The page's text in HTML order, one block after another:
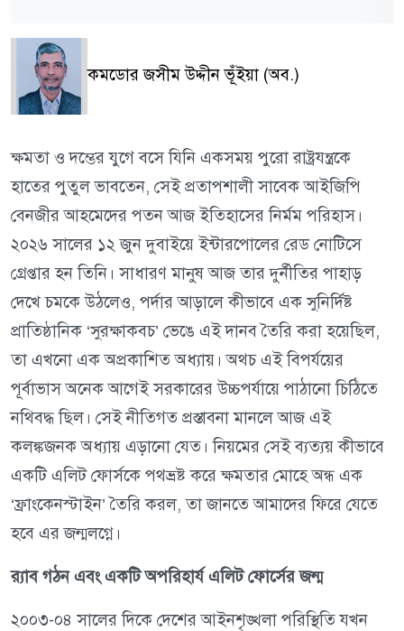
কমডোর জসীম উদ্দীন ভূঁইয়া (অব.)
ক্ষমতা ও দম্ভের যুগে বসে যিনি একসময় পুরো রাষ্ট্রযন্ত্রকে
হাতের পুতুল ভাবতেন, সেই প্রতাপশালী সাবেক আইজিপি
বেনজীর আহমেদের পতন আজ ইতিহাসের নির্মম পরিহাস।
২০২৬ সালের ১২ জুন দুবাইয়ে ইন্টারপোলের রেড নোটিসে
গ্রেপ্তার হন তিনি। সাধারণ মানুষ আজ তার দুর্নীতির পাহাড়
দেখে চমকে উঠলেও, পর্দার আড়ালে কীভাবে এক সুনির্দিষ্ট
প্রাতিষ্ঠানিক ‘সুরক্ষাকবচ’ ভেঙে এই দানব তৈরি করা হয়েছিল,
তা এখনো এক অপ্রকাশিত অধ্যায়। অথচ এই বিপর্যয়ের
পূর্বাভাস অনেক আগেই সরকারের উচ্চপর্যায়ে পাঠানো চিঠিতে
নথিবদ্ধ ছিল। সেই নীতিগত প্রস্তাবনা মানলে আজ এই
কলঙ্কজনক অধ্যায় এড়ানো যেত। নিয়মের সেই ব্যত্যয় কীভাবে
একটি এলিট ফোর্সকে পথভ্রষ্ট করে ক্ষমতার মোহে অন্ধ এক
‘ফ্রাংকেনস্টাইন’ তৈরি করল, তা জানতে আমাদের ফিরে যেতে
হবে এর জন্মলগ্নে।
র‍্যাব গঠন এবং একটি অপরিহার্য এলিট ফোর্সের জন্ম
২০০৩-০৪ সালের দিকে দেশের আইনশৃঙ্খলা পরিস্থিতি যখন